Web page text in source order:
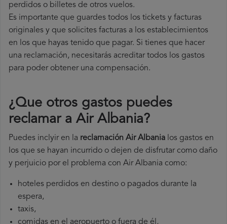
perdidos o billetes de otros vuelos.
Es importante que guardes todos los tickets y facturas
originales y que solicites facturas a los establecimientos
en los que hayas tenido que pagar. Si tienes que hacer
una reclamación, necesitarás acreditar todos los gastos
para poder obtener una compensación.
¿Que otros gastos puedes
reclamar a Air Albania​?
Puedes inclyir en la reclamación Air Albania los gastos en
los que se hayan incurrido o dejen de disfrutar como daño
y perjuicio por el problema con Air Albania como:
hoteles perdidos en destino o pagados durante la
espera,
taxis,
comidas en el aeropuerto o fuera de él,